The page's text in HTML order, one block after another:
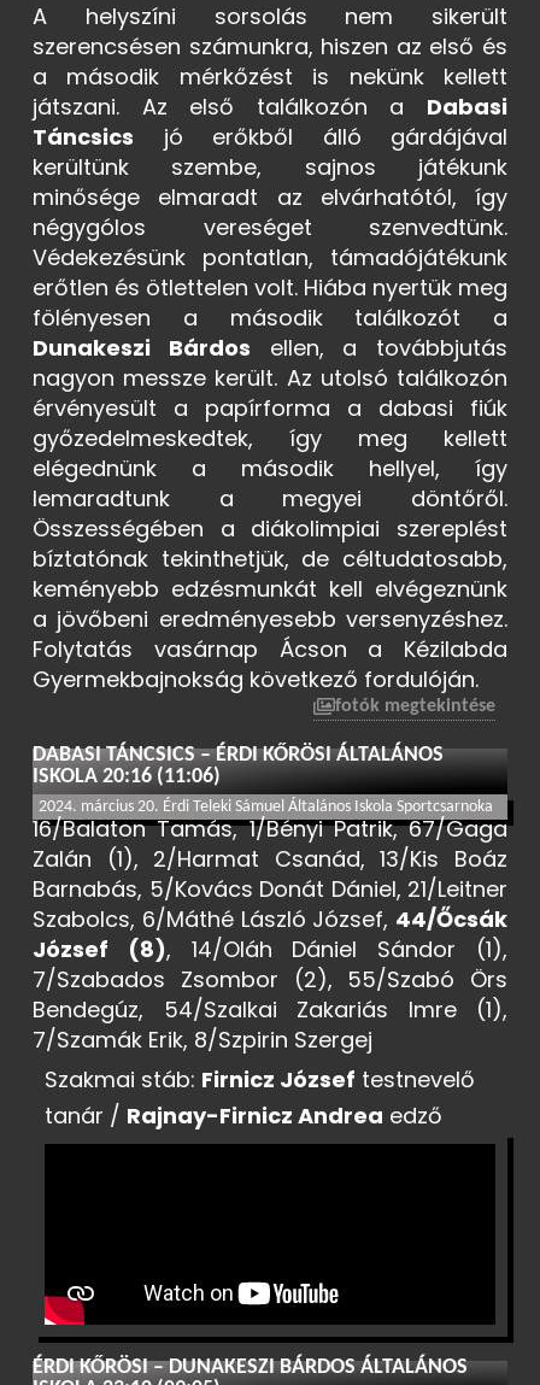
A helyszíni sorsolás nem sikerült
szerencsésen számunkra, hiszen az első és
a második mérkőzést is nekünk kellett
játszani. Az első találkozón a Dabasi
Táncsics jó erőkből álló gárdájával
kerültünk szembe, sajnos játékunk
minősége elmaradt az elvárhatótól, így
négygólos vereséget szenvedtünk.
Védekezésünk pontatlan, támadójátékunk
erőtlen és ötlettelen volt. Hiába nyertük meg
fölényesen a második találkozót a
Dunakeszi Bárdos ellen, a továbbjutás
nagyon messze került. Az utolsó találkozón
érvényesült a papírforma a dabasi fiúk
győzedelmeskedtek, így meg kellett
elégednünk a második hellyel, így
lemaradtunk a megyei döntőről.
Összességében a diákolimpiai szereplést
bíztatónak tekinthetjük, de céltudatosabb,
keményebb edzésmunkát kell elvégeznünk
a jövőbeni eredményesebb versenyzéshez.
Folytatás vasárnap Ácson a Kézilabda
Gyermekbajnokság következő fordulóján.
fotók megtekintése
DABASI TÁNCSICS – ÉRDI KŐRÖSI ÁLTALÁNOS
ISKOLA 20:16 (11:06)
2024. március 20. Érdi Teleki Sámuel Általános Iskola Sportcsarnoka
16/Balaton Tamás, 1/Bényi Patrik, 67/Gaga
Zalán (1), 2/Harmat Csanád, 13/Kis Boáz
Barnabás, 5/Kovács Donát Dániel, 21/Leitner
Szabolcs, 6/Máthé László József, 44/Őcsák
József (8), 14/Oláh Dániel Sándor (1),
7/Szabados Zsombor (2), 55/Szabó Örs
Bendegúz, 54/Szalkai Zakariás Imre (1),
7/Szamák Erik, 8/Szpirin Szergej
Szakmai stáb: Firnicz József testnevelő
tanár / Rajnay-Firnicz Andrea edző
ÉRDI KŐRÖSI – DUNAKESZI BÁRDOS ÁLTALÁNOS